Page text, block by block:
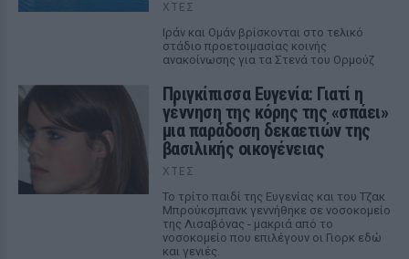
ΧΤΕΣ
Ιράν και Ομάν βρίσκονται στο τελικό
στάδιο προετοιμασίας κοινής
ανακοίνωσης για τα Στενά του Ορμούζ
Πριγκίπισσα Ευγενία: Γιατί η
γέννηση της κόρης της «σπάει»
μια παράδοση δεκαετιών της
βασιλικής οικογένειας
ΧΤΕΣ
Το τρίτο παιδί της Ευγενίας και του Τζακ
Μπρούκσμπανκ γεννήθηκε σε νοσοκομείο
της Λισαβόνας - μακριά από το
νοσοκομείο που επιλέγουν οι Γιορκ εδώ
και γενιές.